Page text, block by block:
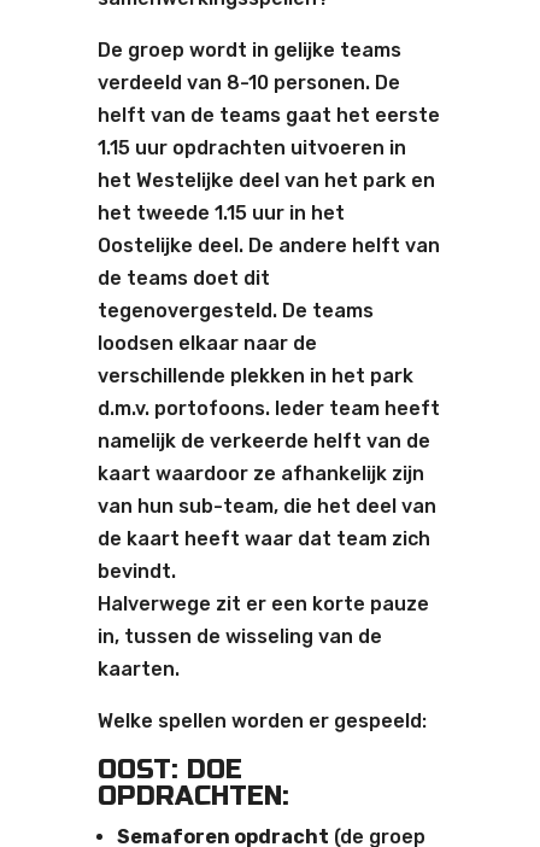
De groep wordt in gelijke teams
verdeeld van 8-10 personen. De
helft van de teams gaat het eerste
1.15 uur opdrachten uitvoeren in
het Westelijke deel van het park en
het tweede 1.15 uur in het
Oostelijke deel. De andere helft van
de teams doet dit
tegenovergesteld. De teams
loodsen elkaar naar de
verschillende plekken in het park
d.m.v. portofoons. Ieder team heeft
namelijk de verkeerde helft van de
kaart waardoor ze afhankelijk zijn
van hun sub-team, die het deel van
de kaart heeft waar dat team zich
bevindt.
Halverwege zit er een korte pauze
in, tussen de wisseling van de
kaarten.
Welke spellen worden er gespeeld:
OOST: DOE
OPDRACHTEN:
Semaforen opdracht (de groep